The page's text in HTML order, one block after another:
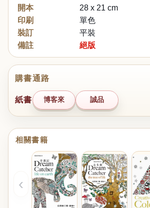
開本
28 x 21 cm
印刷
單色
裝訂
平裝
備註
絕版
購書通路
紙書 博客來 誠品
相關書籍
‹